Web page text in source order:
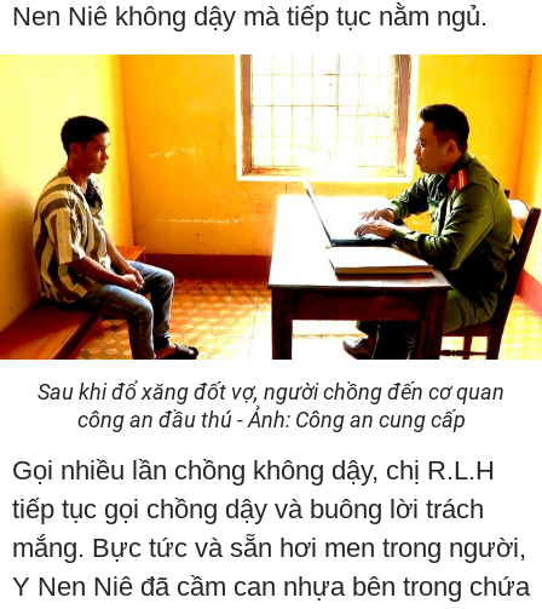
Nen Niê không dậy mà tiếp tục nằm ngủ.
Sau khi đổ xăng đốt vợ, người chồng đến cơ quan
công an đầu thú - Ảnh: Công an cung cấp
Gọi nhiều lần chồng không dậy, chị R.L.H
tiếp tục gọi chồng dậy và buông lời trách
mắng. Bực tức và sẵn hơi men trong người,
Y Nen Niê đã cầm can nhựa bên trong chứa